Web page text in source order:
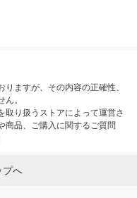
ますが、その内容の正確性、
。
取り扱うストアによって運営さ
商品、ご購入に関するご質問
プへ